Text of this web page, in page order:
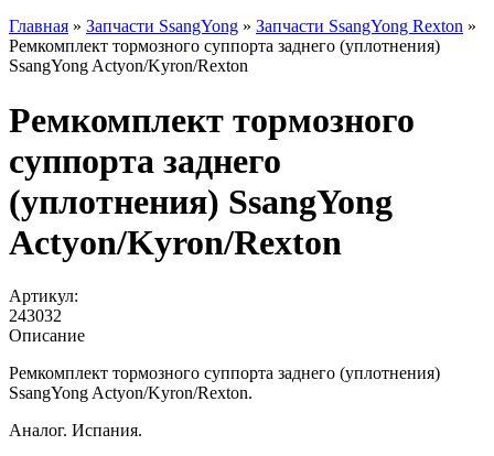
Главная » Запчасти SsangYong » Запчасти SsangYong Rexton »
Ремкомплект тормозного суппорта заднего (уплотнения)
SsangYong Actyon/Kyron/Rexton
Ремкомплект тормозного
суппорта заднего
(уплотнения) SsangYong
Actyon/Kyron/Rexton
Артикул:
243032
Описание
Ремкомплект тормозного суппорта заднего (уплотнения)
SsangYong Actyon/Kyron/Rexton.
Аналог. Испания.